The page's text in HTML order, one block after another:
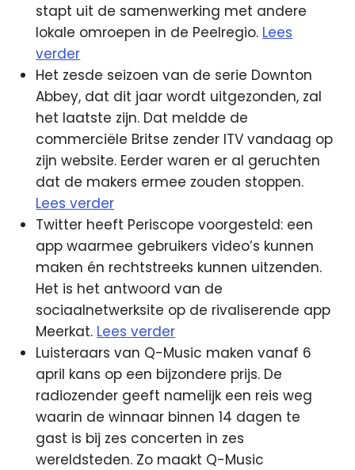
stapt uit de samenwerking met andere
lokale omroepen in de Peelregio. Lees
verder
Het zesde seizoen van de serie Downton
Abbey, dat dit jaar wordt uitgezonden, zal
het laatste zijn. Dat meldde de
commerciële Britse zender ITV vandaag op
zijn website. Eerder waren er al geruchten
dat de makers ermee zouden stoppen.
Lees verder
Twitter heeft Periscope voorgesteld: een
app waarmee gebruikers video’s kunnen
maken én rechtstreeks kunnen uitzenden.
Het is het antwoord van de
sociaalnetwerksite op de rivaliserende app
Meerkat. Lees verder
Luisteraars van Q-Music maken vanaf 6
april kans op een bijzondere prijs. De
radiozender geeft namelijk een reis weg
waarin de winnaar binnen 14 dagen te
gast is bij zes concerten in zes
wereldsteden. Zo maakt Q-Music